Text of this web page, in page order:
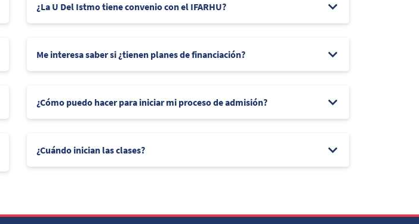
¿La U Del Istmo tiene convenio con el IFARHU?
Me interesa saber si ¿tienen planes de financiación?
¿Cómo puedo hacer para iniciar mi proceso de admisión?
¿Cuándo inician las clases?